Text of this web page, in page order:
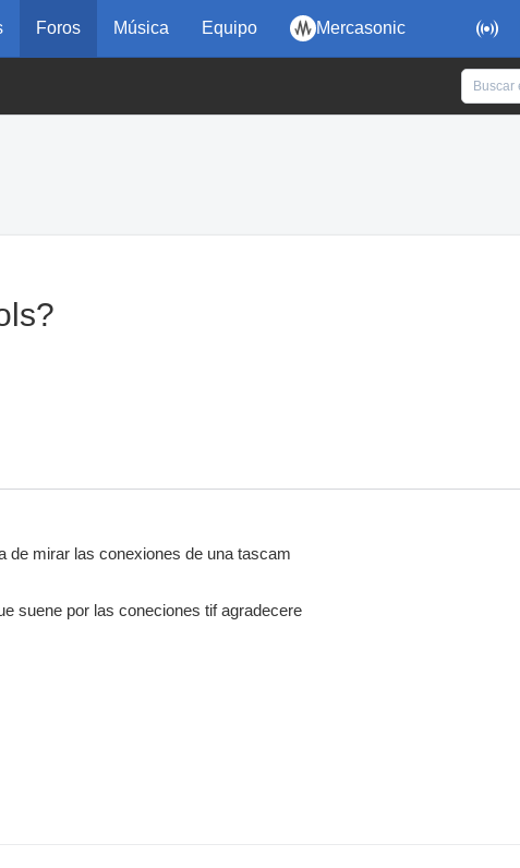

Foros Música Equipo Mercasonic
de mirar las conexiones de una tascam
suene por las coneciones tif agradecere